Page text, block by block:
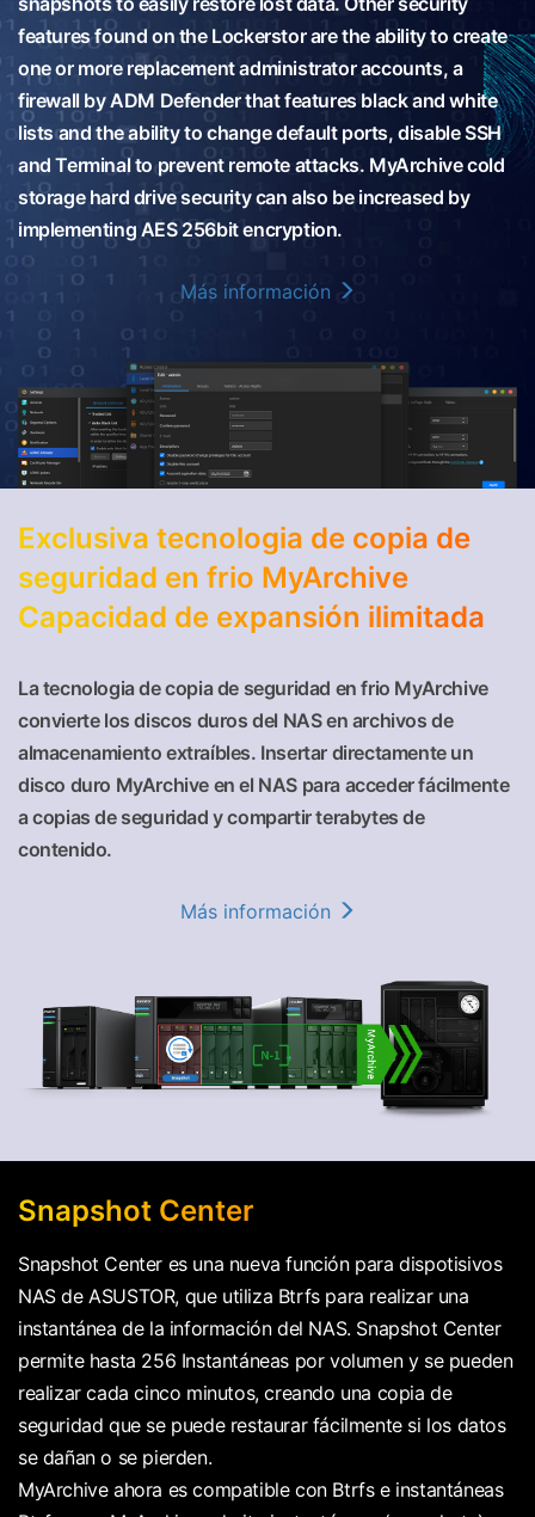
features found on the Lockerstor are the ability to create
one or more replacement administrator accounts, a
firewall by ADM Defender that features black and white
lists and the ability to change default ports, disable SSH
and Terminal to prevent remote attacks. MyArchive cold
storage hard drive security can also be increased by
implementing AES 256bit encryption.
Más información
Exclusiva tecnologia de copia de
seguridad en frio MyArchive
Capacidad de expansión ilimitada
La tecnologia de copia de seguridad en frio MyArchive
convierte los discos duros del NAS en archivos de
almacenamiento extraíbles. Insertar directamente un
disco duro MyArchive en el NAS para acceder fácilmente
a copias de seguridad y compartir terabytes de
contenido.
Más información
Snapshot Center
Snapshot Center es una nueva función para dispotisivos
NAS de ASUSTOR, que utiliza Btrfs para realizar una
instantánea de la información del NAS. Snapshot Center
permite hasta 256 Instantáneas por volumen y se pueden
realizar cada cinco minutos, creando una copia de
seguridad que se puede restaurar fácilmente si los datos
se dañan o se pierden.
MyArchive ahora es compatible con Btrfs e instantáneas